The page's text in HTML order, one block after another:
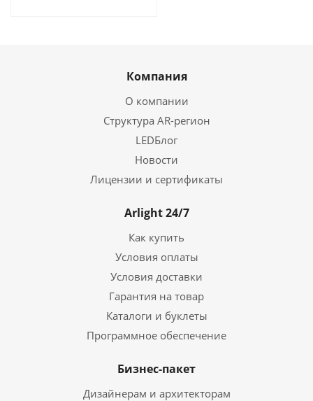
Компания
О компании
Структура AR-регион
LEDБлог
Новости
Лицензии и сертификаты
Arlight 24/7
Как купить
Условия оплаты
Условия доставки
Гарантия на товар
Каталоги и буклеты
Программное обеспечение
Бизнес-пакет
Дизайнерам и архитекторам